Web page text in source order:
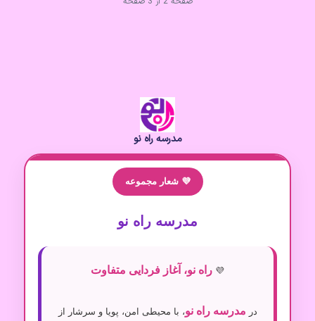
مدرسه راه نو
💜 شعار مجموعه
مدرسه راه نو
💜 راه نو، آغاز فردایی متفاوت
در مدرسه راه نو، با محیطی امن، پویا و سرشار از